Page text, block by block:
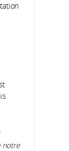
notre